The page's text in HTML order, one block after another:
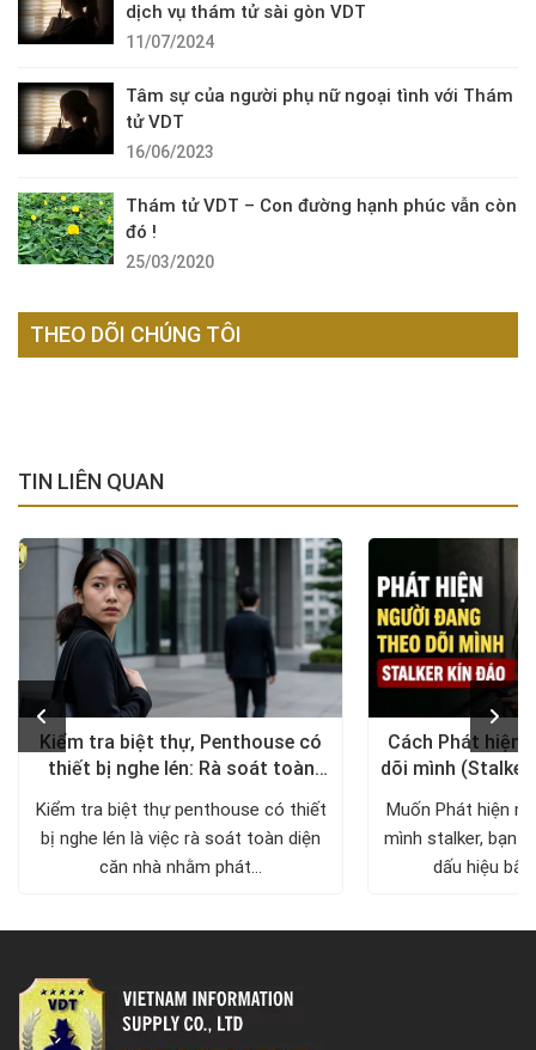
dịch vụ thám tử sài gòn VDT
11/07/2024
Tâm sự của người phụ nữ ngoại tình với Thám
tử VDT
16/06/2023
Thám tử VDT – Con đường hạnh phúc vẫn còn
đó !
25/03/2020
THEO DÕI CHÚNG TÔI
TIN LIÊN QUAN
Kiểm tra biệt thự, Penthouse có
thiết bị nghe lén: Rà soát toàn
diện, trả lại không gian riêng tư
Kiểm tra biệt thự penthouse có thiết
bị nghe lén là việc rà soát toàn diện
căn nhà nhằm phát...
Cách Phát hiện
dõi mình
Muốn Phát hiện
mình stalker, bạn
dấu hiệu bất